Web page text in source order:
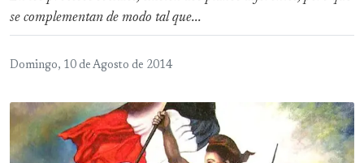
se complementan de modo tal que...
Domingo, 10 de Agosto de 2014